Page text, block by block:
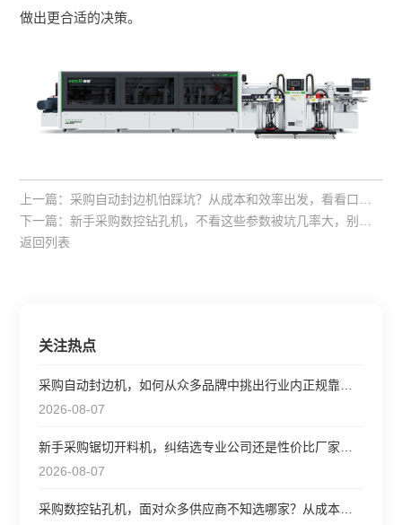
做出更合适的决策。
上一篇： 采购自动封边机怕踩坑？从成本和效率出发，看看口碑好的供应商该咋选！
返回列表
下一篇：新手采购数控钻孔机，不看这些参数被坑几率大，别盲目找所谓“靠谱厂家”
关注热点
采购自动封边机，如何从众多品牌中挑出行业内正规靠谱、成本
2026-08-07
新手采购锯切开料机，纠结选专业公司还是性价比厂家？看完这
2026-08-07
采购数控钻孔机，面对众多供应商不知选哪家？从成本和效率出